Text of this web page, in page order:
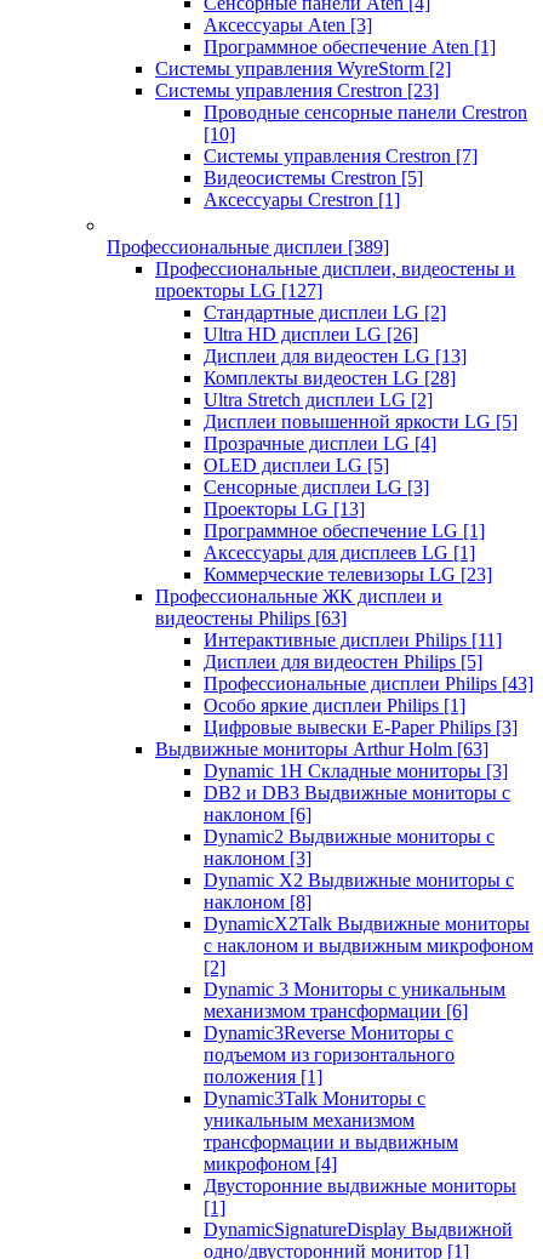
Аксессуары Aten [3]
Программное обеспечение Aten [1]
Системы управления WyreStorm [2]
Системы управления Crestron [23]
Проводные сенсорные панели Crestron
[10]
Системы управления Crestron [7]
Видеосистемы Crestron [5]
Аксессуары Crestron [1]
Профессиональные дисплеи [389]
Профессиональные дисплеи, видеостены и
проекторы LG [127]
Стандартные дисплеи LG [2]
Ultra HD дисплеи LG [26]
Дисплеи для видеостен LG [13]
Комплекты видеостен LG [28]
Ultra Stretch дисплеи LG [2]
Дисплеи повышенной яркости LG [5]
Прозрачные дисплеи LG [4]
OLED дисплеи LG [5]
Сенсорные дисплеи LG [3]
Проекторы LG [13]
Программное обеспечение LG [1]
Аксессуары для дисплеев LG [1]
Коммерческие телевизоры LG [23]
Профессиональные ЖК дисплеи и
видеостены Philips [63]
Интерактивные дисплеи Philips [11]
Дисплеи для видеостен Philips [5]
Профессиональные дисплеи Philips [43]
Особо яркие дисплеи Philips [1]
Цифровые вывески E-Paper Philips [3]
Выдвижные мониторы Arthur Holm [63]
Dynamic 1Н Складные мониторы [3]
DB2 и DB3 Выдвижные мониторы с
наклоном [6]
Dynamic2 Выдвижные мониторы с
наклоном [3]
Dynamic X2 Выдвижные мониторы с
наклоном [8]
DynamicX2Talk Выдвижные мониторы
с наклоном и выдвижным микрофоном
[2]
Dynamic 3 Мониторы с уникальным
механизмом трансформации [6]
Dynamic3Reverse Мониторы с
подъемом из горизонтального
положения [1]
Dynamic3Talk Мониторы с
уникальным механизмом
трансформации и выдвижным
микрофоном [4]
Двусторонние выдвижные мониторы
[1]
DynamicSignatureDisplay Выдвижной
одно/двусторонний монитор [1]